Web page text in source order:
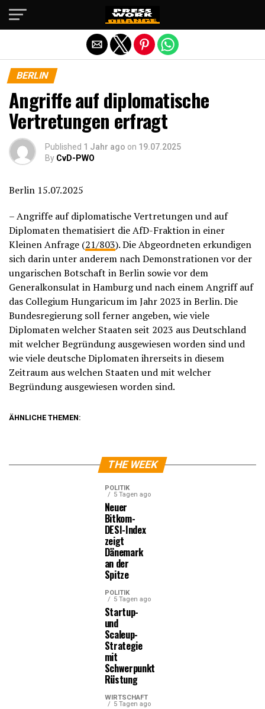
BERLIN
Angriffe auf diplomatische
Vertretungen erfragt
Published 1 Jahr ago on 19.07.2025
By CvD-PWO
Berlin 15.07.2025
– Angriffe auf diplomatische Vertretungen und auf
Diplomaten thematisiert die AfD-Fraktion in einer
Kleinen Anfrage (21/803). Die Abgeordneten erkundigen
sich darin unter anderem nach Demonstrationen vor der
ungarischen Botschaft in Berlin sowie vor dem
Generalkonsulat in Hamburg und nach einem Angriff auf
das Collegium Hungaricum im Jahr 2023 in Berlin. Die
Bundesregierung soll ferner angeben, wie viele
Diplomaten welcher Staaten seit 2023 aus Deutschland
mit welcher Begründung ausgewiesen worden sind und
wie viele deutsche Diplomaten ihrerseits in diesem
Zeitraum aus welchen Staaten und mit welcher
Begründung ausgewiesen worden sind.
ÄHNLICHE THEMEN:
THE WEEK
POLITIK
5 Tagen ago
Neuer
Bitkom-
DESI-Index
zeigt
Dänemark
an der
Spitze
POLITIK
5 Tagen ago
Startup-
und
Scaleup-
Strategie
mit
Schwerpunkt
Rüstung
WIRTSCHAFT
5 Tagen ago
Die mobile Version verlassen